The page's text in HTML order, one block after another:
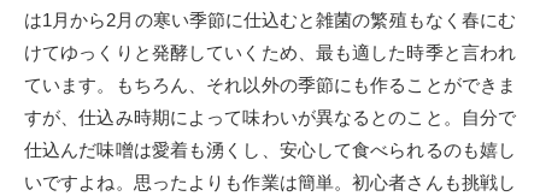
は1月から2月の寒い季節に仕込むと雑菌の繁殖もなく春にむ
けてゆっくりと発酵していくため、最も適した時季と言われ
ています。もちろん、それ以外の季節にも作ることができま
すが、仕込み時期によって味わいが異なるとのこと。自分で
仕込んだ味噌は愛着も湧くし、安心して食べられるのも嬉し
いですよね。思ったよりも作業は簡単。初心者さんも挑戦し